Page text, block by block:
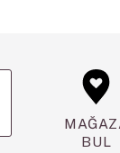
BUL